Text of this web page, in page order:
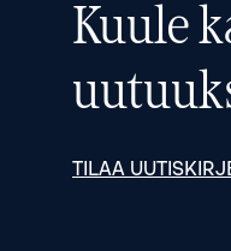
Kuule
TILAA